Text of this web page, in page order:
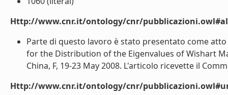
Http://www.cnr.it/ontology/cnr/
Parte di questo lavoro è stato presentato come
for the Distribution of the Eigenvalues of Wishart
China, F, 19-23 May 2008. L'articolo ricevette il
Http://www.cnr.it/ontology/cnr/